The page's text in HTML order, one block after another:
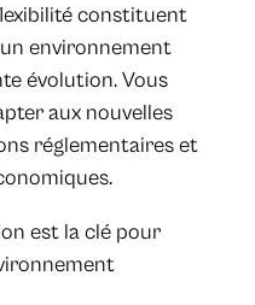
constituent
environnement
évolution. Vous
aux nouvelles
réglementaires et
est la clé pour